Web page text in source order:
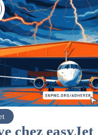
SNPNC